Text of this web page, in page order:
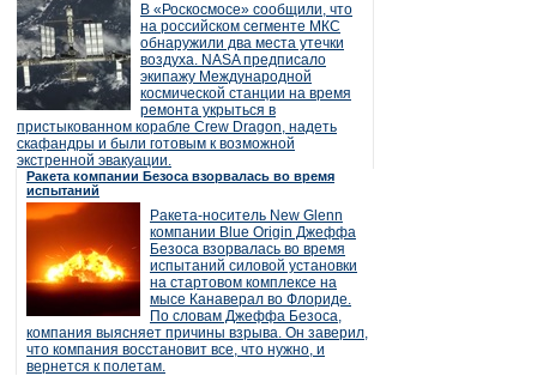
В «Роскосмосе» сообщили, что
на российском сегменте МКС
обнаружили два места утечки
воздуха. NASA предписало
экипажу Международной
космической станции на время
ремонта укрыться в
пристыкованном корабле Crew Dragon, надеть
скафандры и были готовым к возможной
экстренной эвакуации.
Ракета компании Безоса взорвалась во время
испытаний
Ракета-носитель New Glenn
компании Blue Origin Джеффа
Безоса взорвалась во время
испытаний силовой установки
на стартовом комплексе на
мысе Канаверал во Флориде.
По словам Джеффа Безоса,
компания выясняет причины взрыва. Он заверил,
что компания восстановит все, что нужно, и
вернется к полетам.